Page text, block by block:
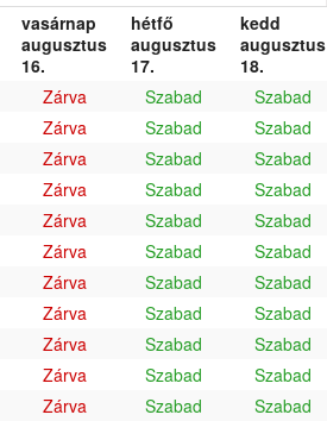
vasárnap
augusztus
16.
hétfő
augusztus
17.
kedd
augusztus
18.
Zárva Szabad
Szabad
Zárva Szabad
Szabad
Zárva Szabad
Szabad
Zárva Szabad
Szabad
Zárva Szabad
Szabad
Zárva Szabad
Szabad
Zárva Szabad
Szabad
Zárva Szabad
Szabad
Zárva Szabad
Szabad
Zárva Szabad
Szabad
Zárva Szabad
Szabad